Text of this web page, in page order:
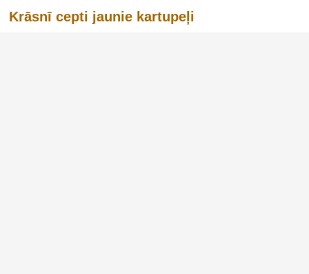
Krāsnī cepti jaunie kartupeļi